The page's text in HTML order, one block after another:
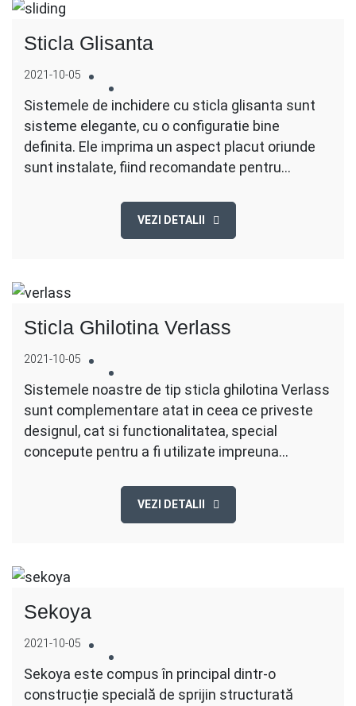
Sticla Glisanta
2021-10-05
Sistemele de inchidere cu sticla glisanta sunt
sisteme elegante, cu o configuratie bine
definita. Ele imprima un aspect placut oriunde
sunt instalate, fiind recomandate pentru…
VEZI DETALII
Sticla Ghilotina Verlass
2021-10-05
Sistemele noastre de tip sticla ghilotina Verlass
sunt complementare atat in ​​ceea ce priveste
designul, cat si functionalitatea, special
concepute pentru a fi utilizate impreuna…
VEZI DETALII
Sekoya
2021-10-05
Sekoya este compus în principal dintr-o
construcție specială de sprijin structurată